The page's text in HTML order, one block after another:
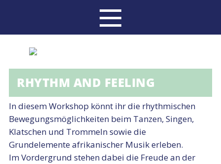
RHYTHM AND FEELING
In diesem Workshop könnt ihr die rhythmischen
Bewegungsmöglichkeiten beim Tanzen, Singen,
Klatschen und Trommeln sowie die
Grundelemente afrikanischer Musik erleben.
Im Vordergrund stehen dabei die Freude an der